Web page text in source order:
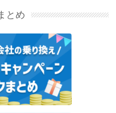
化プラン」は高い？デメリッ
料金は高い？メリット・デメ
解説
とめ